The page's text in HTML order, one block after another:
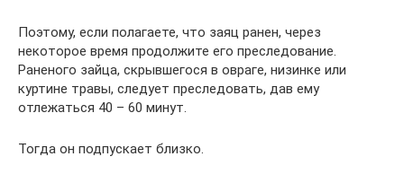
Поэтому, если полагаете, что заяц ранен, через
некоторое время продолжите его преследование.
Раненого зайца, скрывшегося в овраге, низинке или
куртине травы, следует преследовать, дав ему
отлежаться 40 – 60 минут.
Тогда он подпускает близко.